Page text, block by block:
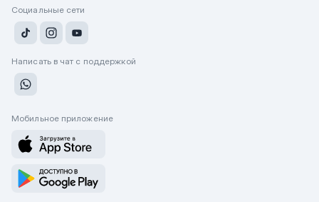
Социальные сети
Написать в чат с поддержкой
Мобильное приложение